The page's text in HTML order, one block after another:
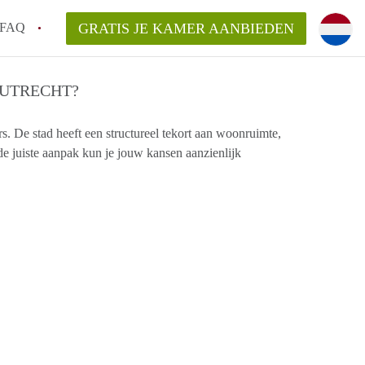
FAQ
vinden!
GRATIS JE KAMER AANBIEDEN
De stad heeft een structureel tekort aan woonruimte,
juiste aanpak kun je jouw kansen aanzienlijk